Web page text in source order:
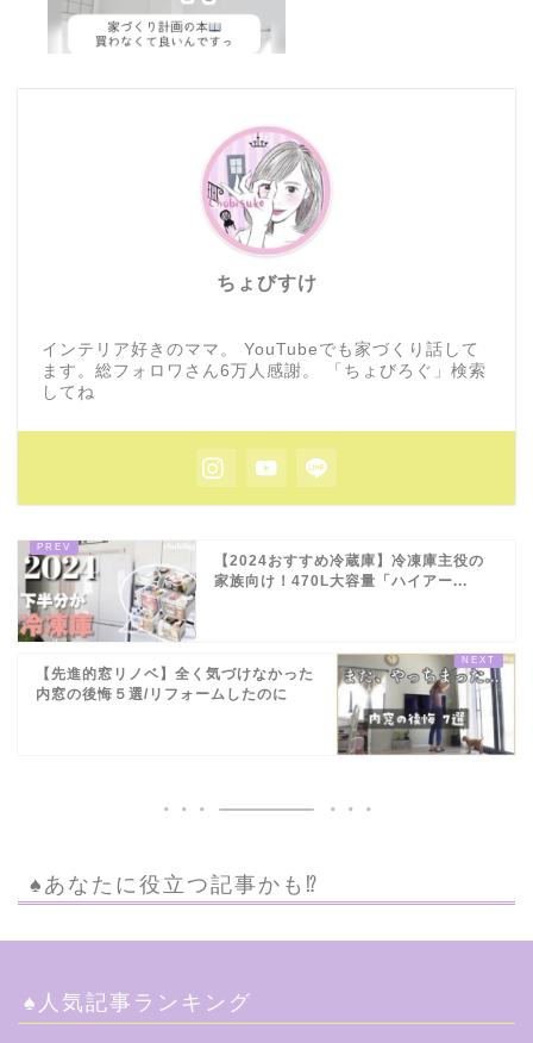
ちょびすけ
インテリア好きのママ。 YouTubeでも家づくり話して
ます。総フォロワさん6万人感謝。 「ちょびろぐ」検索
してね
【2024おすすめ冷蔵庫】冷凍庫主役の
家族向け！470L大容量「ハイアー...
【先進的窓リノベ】全く気づけなかった
内窓の後悔５選/リフォームしたのに
♠︎あなたに役立つ記事かも⁉︎
♠︎人気記事ランキング